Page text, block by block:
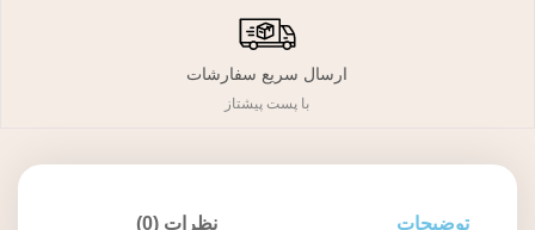
ارسال سریع سفارشات
با پست پیشتاز
توضیحات نظرات (0)